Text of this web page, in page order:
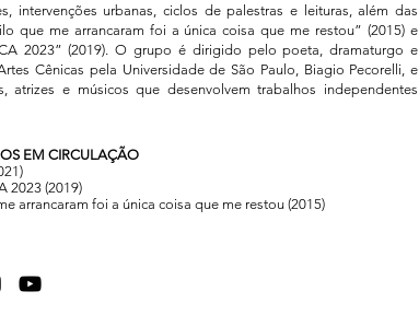
RED LINE
intervenções urbanas, ciclos de palestras e leituras, além das
que me arrancaram foi a única coisa que me restou” (2015) e
2023” (2019). O grupo é dirigido pelo poeta, dramaturgo e
Cênicas pela Universidade de São Paulo, Biagio Pecorelli, e
atrizes e músicos que desenvolvem trabalhos independentes
EM CIRCULAÇÃO
2023 (2019)
arrancaram foi a única coisa que me restou (2015)